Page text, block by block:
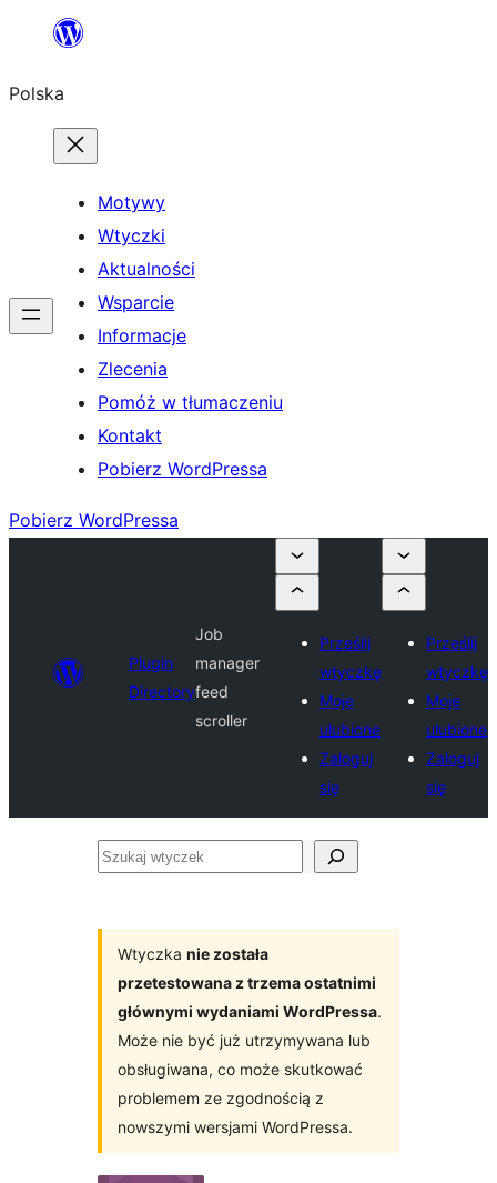
Przejdź
treści
Polska
Motywy
Wtyczki
Aktualności
Wsparcie
Informacje
Zlecenia
Pomóż w tłumaczeniu
Kontakt
Pobierz WordPressa
Pobierz WordPressa
Plugin
Directory
Job
manager
feed
scroller
Prześlij
wtyczkę
Moje
ulubione
Zaloguj
się
Prześlij
wtyczkę
Moje
ulubione
Zaloguj
się
Szukaj
Wtyczka nie została
przetestowana z trzema ostatnimi
głównymi wydaniami WordPressa.
Może nie być już utrzymywana lub
obsługiwana, co może skutkować
problemem ze zgodnością z
nowszymi wersjami WordPressa.